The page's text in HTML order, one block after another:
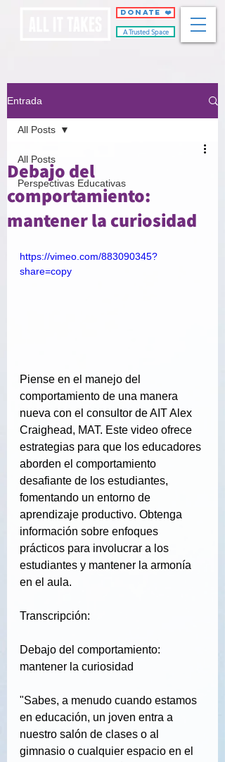
DONATE ❤️
A Trusted Space
Entrada
All Posts
Perspectivas Educativas
All Posts
Debajo del
comportamiento:
mantener la curiosidad
https://vimeo.com/883090345?
share=copy
Piense en el manejo del
comportamiento de una manera
nueva con el consultor de AIT Alex
Craighead, MAT. Este video ofrece
estrategias para que los educadores
aborden el comportamiento
desafiante de los estudiantes,
fomentando un entorno de
aprendizaje productivo. Obtenga
información sobre enfoques
prácticos para involucrar a los
estudiantes y mantener la armonía
en el aula.
Transcripción:
Debajo del comportamiento:
mantener la curiosidad
"Sabes, a menudo cuando estamos
en educación, un joven entra a
nuestro salón de clases o al
gimnasio o cualquier espacio en el